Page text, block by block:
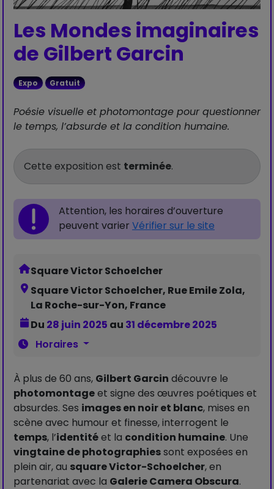
Les Mondes imaginaires
de Gilbert Garcin
Expo Gratuit
Poésie visuelle et photomontage pour questionner
le temps, l’absurde et la condition humaine.
Cette exposition est terminée.
Attention, les horaires d’ouverture
peuvent varier Vérifier sur le site
Square Victor Schoelcher
Square Victor Schoelcher, Rue Emile Zola,
La Roche-sur-Yon, France
Du 28 juin 2025 au 31 décembre 2025
Horaires
À plus de 60 ans, Gilbert Garcin découvre le
photomontageet signe des œuvres poétiques et
absurdes. Ses images en noir et blanc, mises en
scène avec humour et finesse, interrogent le
temps, l’identitéet la condition humaine. Une
vingtaine de photographiessont exposées en
plein air, au square Victor-Schoelcher, en
partenariat avec la Galerie Camera Obscura.